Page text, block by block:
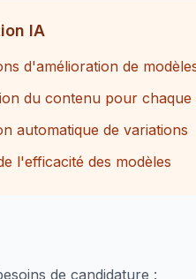
IA
d'amélioration de
du contenu pour
automatique de variations
l'efficacité des modèles
de candidature :